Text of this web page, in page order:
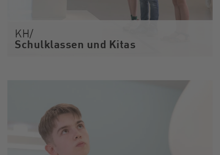
KH/
Schulklassen und Kitas